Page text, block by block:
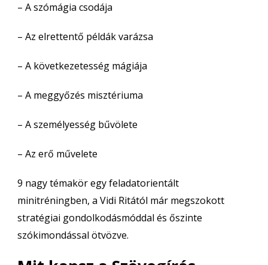
– A szómágia csodája
– Az elrettentő példák varázsa
– A következetesség mágiája
– A meggyőzés misztériuma
– A személyesség bűvölete
– Az erő művelete
9 nagy témakör egy feladatorientált
minitréningben, a Vidi Ritától már megszokott
stratégiai gondolkodásmóddal és őszinte
szókimondással ötvözve.